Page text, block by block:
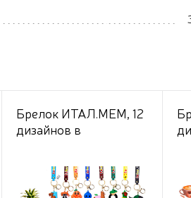
Брелок ИТАЛ.МЕМ, 12
дизайнов в